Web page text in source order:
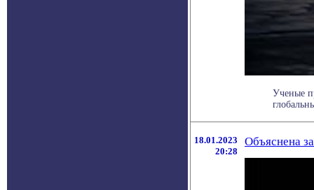
Ученые
18.01.2023
20:28
Объяснена